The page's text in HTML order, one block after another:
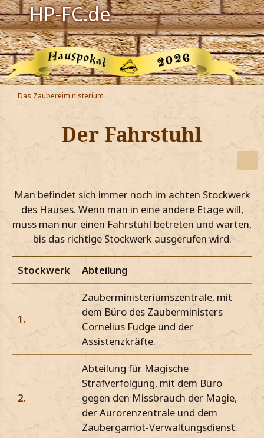
HP-FC.de
Navigation
Harry Potter
Der HP-FC
Hogwarts
Zauberwelt
Jetzt Fanclub-Mitglied werden!
Das Zaubereiministerium
Der Fahrstuhl
Man befindet sich immer noch im achten Stockwerk
des Hauses. Wenn man in eine andere Etage will,
muss man nur einen Fahrstuhl betreten und warten,
bis das richtige Stockwerk ausgerufen wird.
Stockwerk Abteilung
1.
Zauberministeriumszentrale, mit
dem Büro des Zauberministers
Cornelius Fudge und der
Assistenzkräfte.
2.
Abteilung für Magische
Strafverfolgung, mit dem Büro
gegen den Missbrauch der Magie,
der Aurorenzentrale und dem
Zaubergamot-Verwaltungsdienst.